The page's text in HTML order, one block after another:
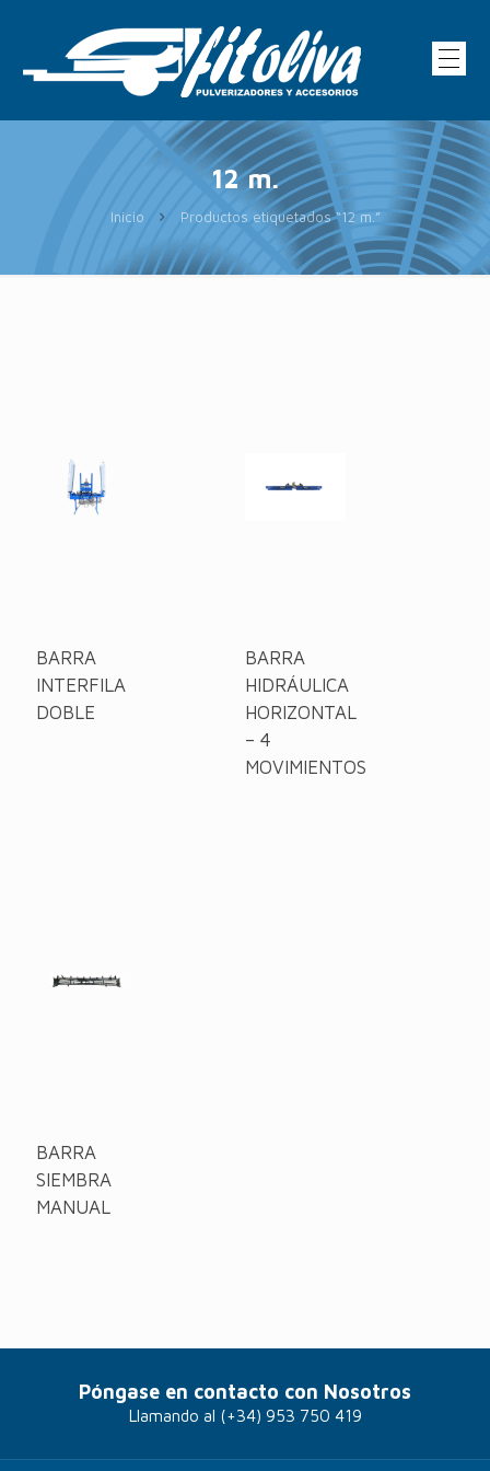
12 m.
Inicio Productos etiquetados “12 m.”
BARRA
INTERFILA
DOBLE
BARRA
HIDRÁULICA
HORIZONTAL
– 4
MOVIMIENTOS
BARRA
SIEMBRA
MANUAL
Póngase en contacto con Nosotros
Llamando al (+34) 953 750 419